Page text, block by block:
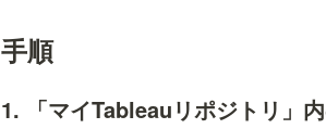
手順
1. 「マイTableauリポジトリ」